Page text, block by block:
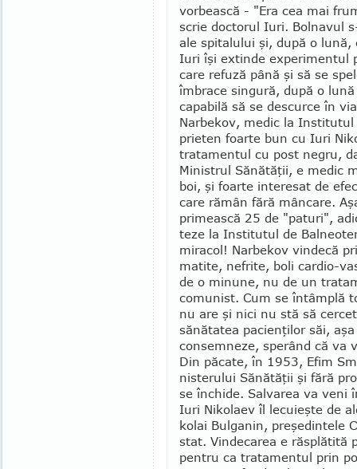
vorbească - "Era cea mai
scrie doctorul Iuri. Bolnavul
ale spitalului şi, după o
Iuri îşi extinde experimentul
care refuză până şi să se
îmbrace singură, după o
capabilă să se descurce în
Narbekov, medic la Institutul
prieten foarte bun cu Iuri
tratamentul cu post negru,
Ministrul Sănătăţii, e medic
boi, şi foarte interesat de
care rămân fără mâncare.
pri­mească 25 de "paturi",
teze la Institutul de
miracol! Narbekov vindecă
matite, nefrite, boli cardio-
de o minune, nu de un
comunist. Cum se în­tâm­plă
nu are şi nici nu stă să
sănătatea pacienţilor săi,
consemneze, sperând că va
Din păcate, în 1953, Efim
nisterului Sănătăţii şi fără
se închide. Salvarea va veni
Iuri Niko­laev îl lecu­ieşte de
kolai Bulganin, preşedintele
stat. Vindecarea e răs­plă­tită
pentru ca tratamentul prin